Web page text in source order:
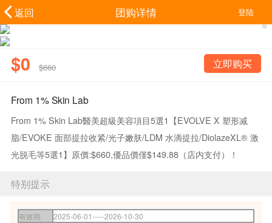
返回 团购详情 登陆
$0 $660 立即购买
From 1% Skin Lab
From 1% Skin Lab醫美超級美容項目5選1​【EVOLVE X 塑形减
脂/EVOKE 面部提拉收紧/光子嫩肤/LDM 水滴提拉/DiolazeXL® 激
光脱毛等5選1】原價:$660,優品價僅$149.88（店内支付）！
特别提示
有效期
2025-06-01-----2026-10-30